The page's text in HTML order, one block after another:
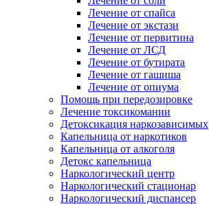
Лечение от спайса
Лечение от экстази
Лечение от первитина
Лечение от ЛСД
Лечение от бутирата
Лечение от гашиша
Лечение от опиума
Помощь при передозировке
Лечение токсикомании
Детоксикация наркозависимых
Капельница от наркотиков
Капельница от алкоголя
Детокс капельница
Наркологический центр
Наркологический стационар
Наркологический диспансер